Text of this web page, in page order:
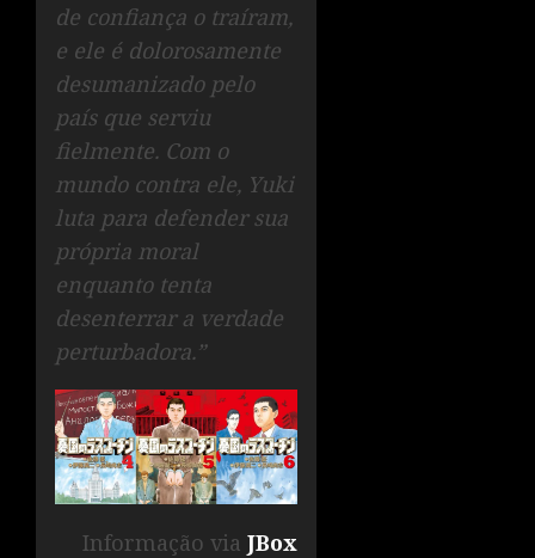
de confiança o traíram,
e ele é dolorosamente
desumanizado pelo
país que serviu
fielmente. Com o
mundo contra ele, Yuki
luta para defender sua
própria moral
enquanto tenta
desenterrar a verdade
perturbadora.”
Informação viaJBox